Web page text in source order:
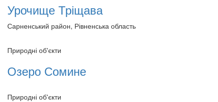
Урочище Тріщава
Сарненський район, Рівненська область
Природні об'єкти
Озеро Сомине
Природні об'єкти